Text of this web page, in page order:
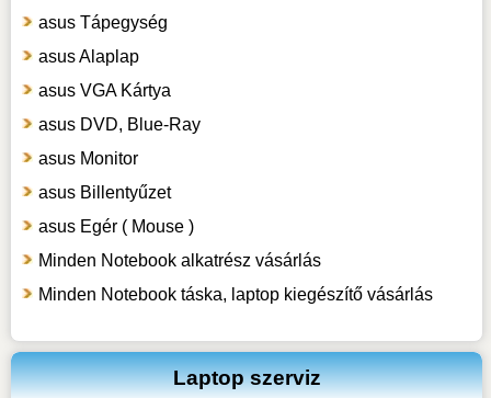
asus Tápegység
asus Alaplap
asus VGA Kártya
asus DVD, Blue-Ray
asus Monitor
asus Billentyűzet
asus Egér ( Mouse )
Minden Notebook alkatrész vásárlás
Minden Notebook táska, laptop kiegészítő vásárlás
Laptop szerviz